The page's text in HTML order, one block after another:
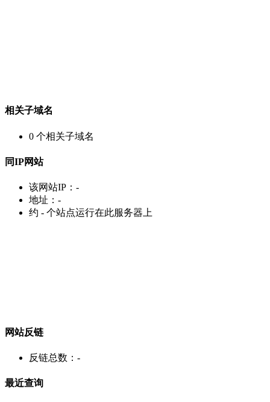
相关子域名
0 个相关子域名
同IP网站
该网站IP： -
地址： -
约 - 个站点运行在此服务器上
网站反链
反链总数： -
最近查询